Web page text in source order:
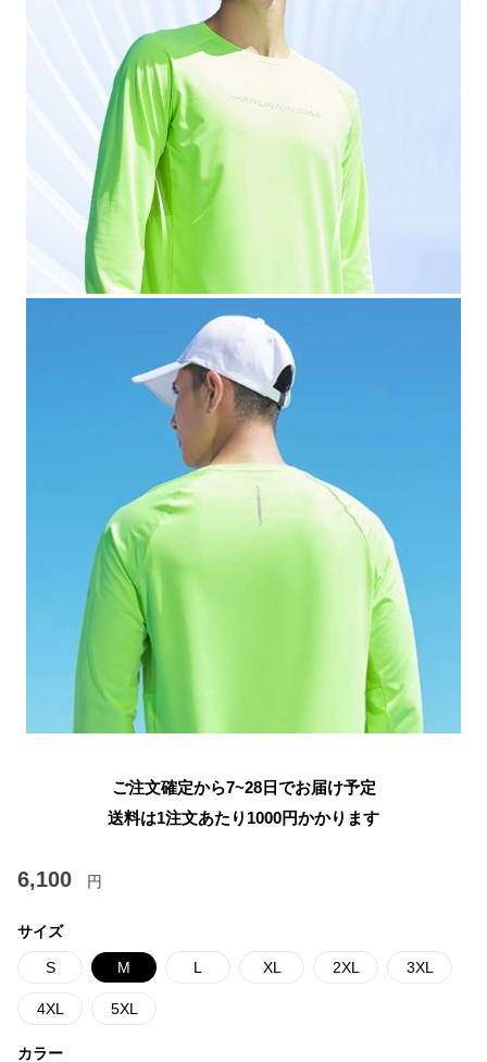
ご注文確定から7~28日でお届け予定
送料は1注文あたり 1000円かかります
6,100 円
サイズ
S M L XL 2XL 3XL
4XL 5XL
カラー